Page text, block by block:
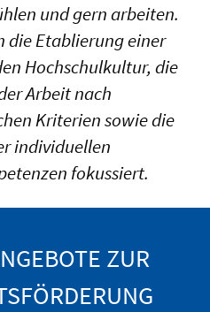
und gern arbeiten.
die Etablierung einer
Hochschulkultur, die
Arbeit nach
Kriterien sowie die
individuellen
fokussiert.
ZUR